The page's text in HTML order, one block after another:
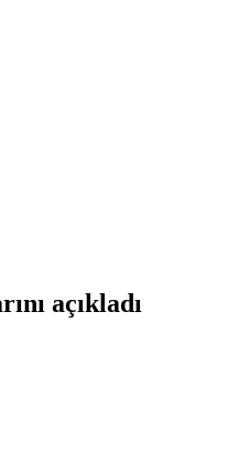
açıkladı